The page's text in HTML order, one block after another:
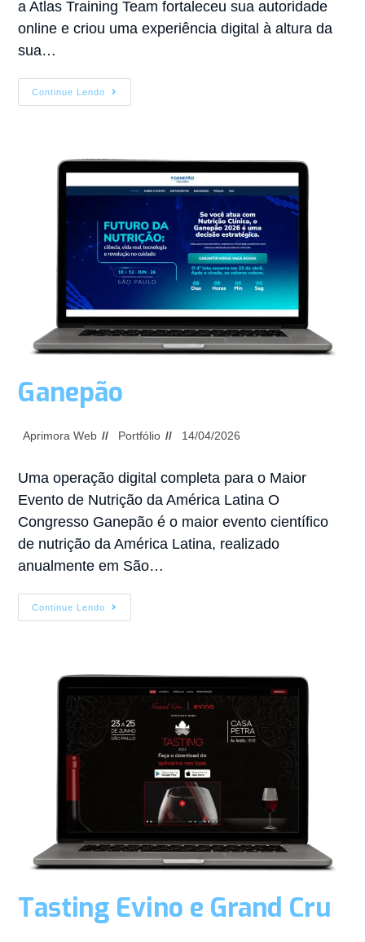
a Atlas Training Team fortaleceu sua autoridade
online e criou uma experiência digital à altura da
sua…
Continue Lendo
Ganepão
Aprimora Web Portfólio 14/04/2026
Uma operação digital completa para o Maior
Evento de Nutrição da América Latina O
Congresso Ganepão é o maior evento científico
de nutrição da América Latina, realizado
anualmente em São…
Continue Lendo
Tasting Evino e Grand Cru